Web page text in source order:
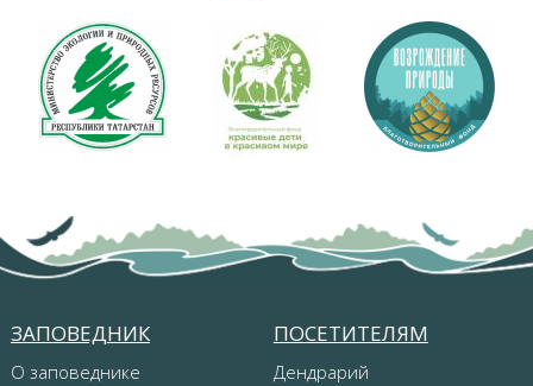
ЗАПОВЕДНИК
О заповеднике
ПОСЕТИТЕЛЯМ
Дендрарий